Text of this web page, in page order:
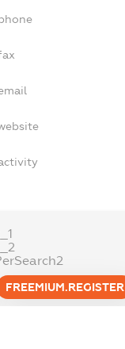
FREEMIUM.REGISTER